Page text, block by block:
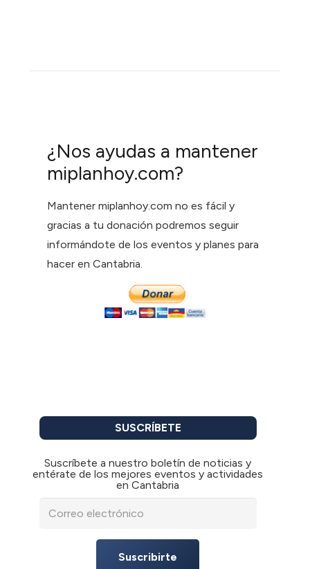
¿Nos ayudas a mantener
miplanhoy.com?
Mantener miplanhoy.com no es fácil y
gracias a tu donación podremos seguir
informándote de los eventos y planes para
hacer en Cantabria.
SUSCRÍBETE
Suscríbete a nuestro boletín de noticias y
entérate de los mejores eventos y actividades
en Cantabria
Suscribirte